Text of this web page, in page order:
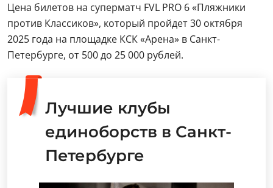
Цена билетов на суперматч FVL PRO 6 «Пляжники
против Классиков», который пройдет 30 октября
2025 года на площадке КСК «Арена» в Санкт-
Петербурге, от 500 до 25 000 рублей.
Лучшие клубы
единоборств в Санкт-
Петербурге